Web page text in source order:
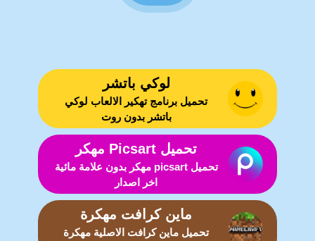
لوكي باتشر
تحميل برنامج تهكير الالعاب لوكي
باتشر بدون روت
تحميل Picsart مهكر
تحميل picsart مهكر بدون علامة مائية
اخر اصدار
ماين كرافت مهكرة
تحميل ماين كرافت الاصلية مهكرة